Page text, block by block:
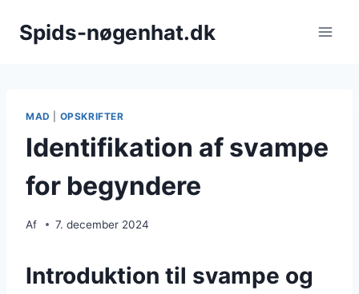
Spids-nøgenhat.dk
MAD OPSKRIFTER
Identifikation af svampe
for begyndere
Af 7. december 2024
Introduktion til svampe og